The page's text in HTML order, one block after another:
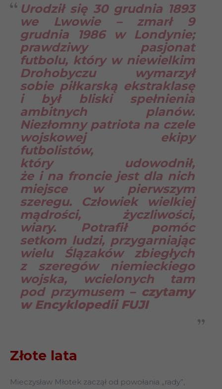
Urodził się 30 grudnia 1893
we Lwowie – zmarł 9
grudnia 1986 w Londynie;
prawdziwy pasjonat
futbolu, który w niewielkim
Drohobyczu wymarzył
sobie piłkarską ekstraklasę
i był bliski spełnienia
ambitnych planów.
Niezłomny patriota na czele
wojskowej ekipy
futbolistów,
który udowodnił,
że i na froncie jest dla nich
miejsce w pierwszym
szeregu. Człowiek wielkiej
mądrości, życzliwości,
wiary. Potrafił pomóc
setkom ludzi, przygarniając
wielu Ślązaków zbiegłych
z szeregów niemieckiego
wojska, wcielonych tam
pod przymusem – czytamy
w Encyklopedii FUJI
Złote lata
Mieczysław Młotek zaczął od powołania „rady”,